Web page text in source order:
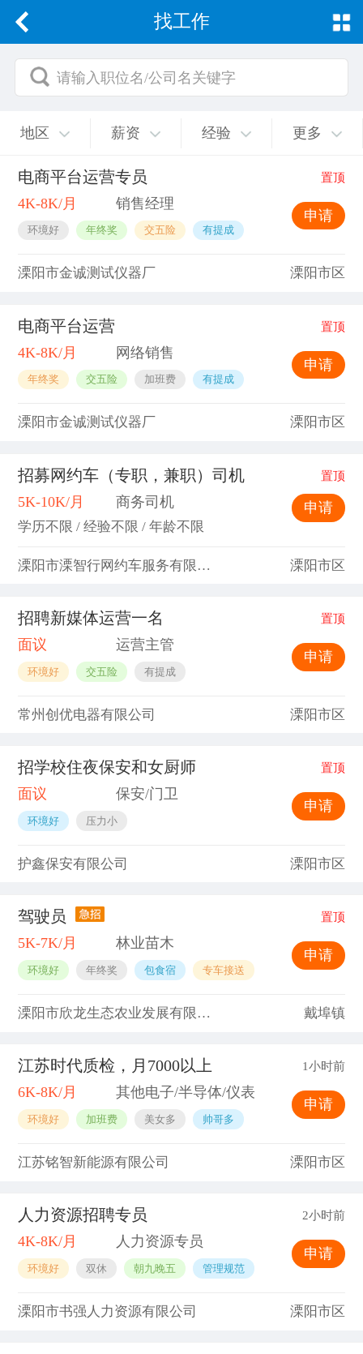
找工作
请输入职位名/公司名关键字
地区 薪资 经验 更多
电商平台运营专员 置顶
4K-8K/月 销售经理
环境好 年终奖 交五险 有提成
申请
溧阳市金诚测试仪器厂 溧阳市区
电商平台运营 置顶
4K-8K/月 网络销售
年终奖 交五险 加班费 有提成
申请
溧阳市金诚测试仪器厂 溧阳市区
招募网约车（专职，兼职）司机 置顶
5K-10K/月 商务司机
学历不限 / 经验不限 / 年龄不限
申请
溧阳市溧智行网约车服务有限公司 溧阳市区
招聘新媒体运营一名 置顶
面议 运营主管
环境好 交五险 有提成
申请
常州创优电器有限公司 溧阳市区
招学校住夜保安和女厨师 置顶
面议 保安/门卫
环境好 压力小
申请
护鑫保安有限公司 溧阳市区
驾驶员 置顶
5K-7K/月 林业苗木
环境好 年终奖 包食宿 专车接送
申请
溧阳市欣龙生态农业发展有限公司 戴埠镇
江苏时代质检，月7000以上 1小时前
6K-8K/月 其他电子/半导体/仪表
环境好 加班费 美女多 帅哥多
申请
江苏铭智新能源有限公司 溧阳市区
人力资源招聘专员 2小时前
4K-8K/月 人力资源专员
环境好 双休 朝九晚五 管理规范
申请
溧阳市书强人力资源有限公司 溧阳市区